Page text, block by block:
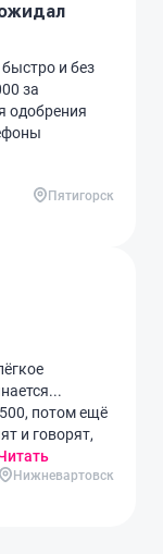
и без
за
одобрения
Пятигорск
потом ещё
и говорят,
Нижневартовск